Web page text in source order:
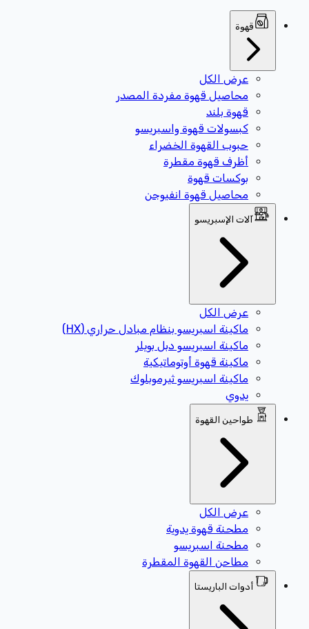
قهوة
عرض الكل
محاصيل قهوة مفردة المصدر
قهوة بلند
كبسولات قهوة واسبريسو
حبوب القهوة الخضراء
أظرف قهوة مقطرة
بوكسات قهوة
محاصيل قهوة انفيوجن
آلات الإسبريسو
عرض الكل
ماكينة اسبريسو بنظام مبادل حراري (HX)
ماكينة اسبريسو دبل بويلر
ماكينة قهوة أوتوماتيكية
ماكينة اسبريسو ثيرموبلوك
يدوي
طواحين القهوة
عرض الكل
مطحنة قهوة يدوية
مطحنة اسبريسو
مطاحن القهوة المقطرة
أدوات الباريستا